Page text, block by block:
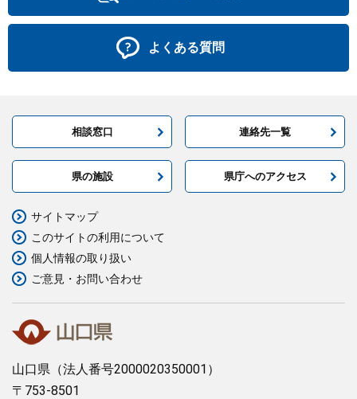
よくある質問
相談窓口 連絡先一覧
県の施設 県庁へのアクセス
山口県 （法人番号2000020350001）
〒753-8501
サイトマップ
このサイトの利用について
個人情報の取り扱い
ご意見・お問い合わせ